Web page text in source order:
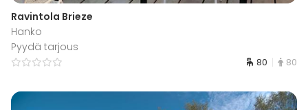
Ravintola Brieze
Hanko
Pyydä tarjous
80 80